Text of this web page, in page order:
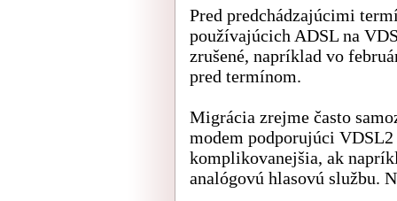
Pred predchádzajúcimi
používajúcich ADSL na
zrušené, napríklad vo
pred termínom.
Migrácia zrejme často
modem podporujúci
komplikovanejšia, ak
analógovú hlasovú službu.